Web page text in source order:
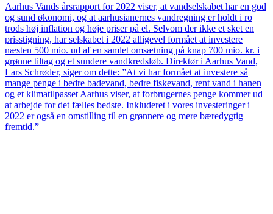
Aarhus Vands årsrapport for 2022 viser, at vandselskabet har en god
og sund økonomi, og at aarhusianernes vandregning er holdt i ro
trods høj inflation og høje priser på el. Selvom der ikke et sket en
prisstigning, har selskabet i 2022 alligevel formået at investere
næsten 500 mio. ud af en samlet omsætning på knap 700 mio. kr. i
grønne tiltag og et sundere vandkredsløb. Direktør i Aarhus Vand,
Lars Schrøder, siger om dette: ”At vi har formået at investere så
mange penge i bedre badevand, bedre fiskevand, rent vand i hanen
og et klimatilpasset Aarhus viser, at forbrugernes penge kommer ud
at arbejde for det fælles bedste. Inkluderet i vores investeringer i
2022 er også en omstilling til en grønnere og mere bæredygtig
fremtid.”